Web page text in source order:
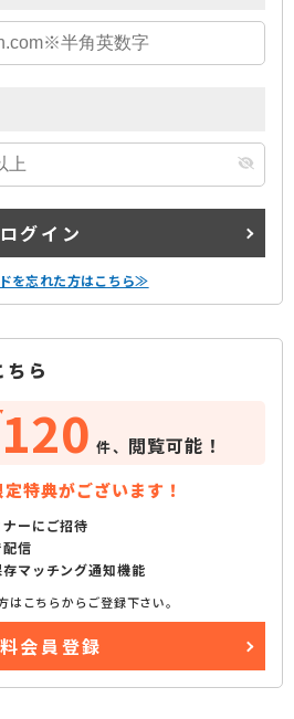
ログイン
を忘れた方はこちら≫
ら
120 件、 閲覧可能！
特典がございます！
ーにご招待
信
マッチング通知機能
こちらからご登録下さい。
会員登録